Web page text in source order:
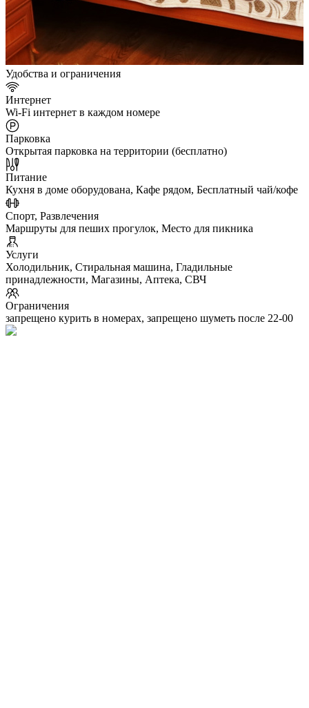
Удобства и ограничения
Интернет
Wi-Fi интернет в каждом номере
Парковка
Открытая парковка на территории (бесплатно)
Питание
Кухня в доме оборудована, Кафе рядом, Бесплатный чай/кофе
Спорт, Развлечения
Маршруты для пеших прогулок, Место для пикника
Услуги
Холодильник, Стиральная машина, Гладильные
принадлежности, Магазины, Аптека, СВЧ
Ограничения
запрещено курить в номерах, запрещено шуметь после 22-00